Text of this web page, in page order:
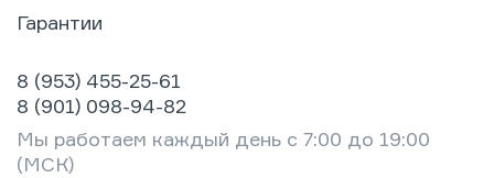
Гарантии
8 (953) 455-25-61
8 (901) 098-94-82
Мы работаем каждый день с 7:00 до 19:00
(МСК)